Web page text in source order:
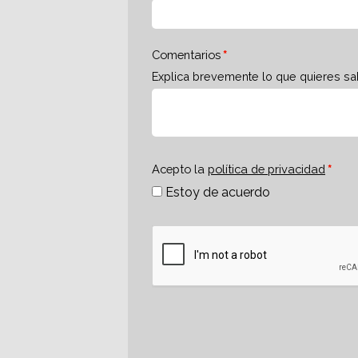
Comentarios
Explica brevemente lo que quieres
Acepto la política de privacidad
Estoy de acuerdo